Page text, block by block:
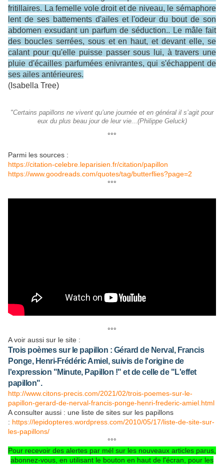
fritillaires. La femelle vole droit et de niveau, le sémaphore
lent de ses battements d'ailes et l'odeur du bout de son
abdomen exsudant un parfum de séduction.. Le mâle fait
des boucles serrées, sous et en haut, et devant elle, se
calant pour qu'elle puisse passer sous lui, à travers une
pluie d'écailles parfumées enivrantes, qui s'échappent de
ses ailes antérieures.
(Isabella Tree)
"Certains papillons ne vivent qu’une journée et en général il s’agit pour
eux du plus beau jour de leur vie...(Philippe Geluck)
°°°
Parmi les sources :
https://citation-celebre.leparisien.fr/citation/papillon
https://www.goodreads.com/quotes/tag/butterflies?page=2
°°°
°°°
A voir aussi sur le site :
Trois poèmes sur le papillon : Gérard de Nerval, Francis
Ponge, Henri-Frédéric Amiel,suivis de l'origine de
l'expression "Minute, Papillon !" et de celle de "L'effet
papillon".
http://www.citons-precis.com/2021/02/trois-poemes-sur-le-
papillon-gerard-de-nerval-francis-ponge-henri-frederic-amiel.html
A consulter aussi : une liste de sites sur les papillons
: https://lepidopteres.wordpress.com/2010/05/17/liste-de-site-sur-
les-papillons/
°°°
Pour recevoir des alertes par mél sur les nouveaux articles parus,
abonnez-vous, en utilisant le bouton en haut de l'écran, pour les